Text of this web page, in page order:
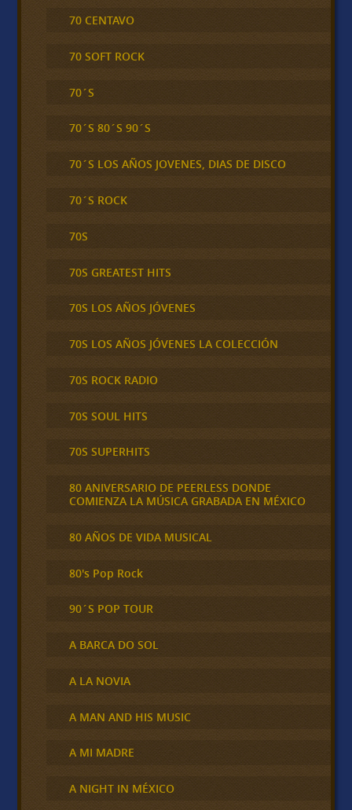
70 CENTAVO
70 SOFT ROCK
70´S
70´S 80´S 90´S
70´S LOS AÑOS JOVENES, DIAS DE DISCO
70´S ROCK
70S
70S GREATEST HITS
70S LOS AÑOS JÓVENES
70S LOS AÑOS JÓVENES LA COLECCIÓN
70S ROCK RADIO
70S SOUL HITS
70S SUPERHITS
80 ANIVERSARIO DE PEERLESS DONDE
COMIENZA LA MÚSICA GRABADA EN MÉXICO
80 AÑOS DE VIDA MUSICAL
80's Pop Rock
90´S POP TOUR
A BARCA DO SOL
A LA NOVIA
A MAN AND HIS MUSIC
A MI MADRE
A NIGHT IN MÉXICO